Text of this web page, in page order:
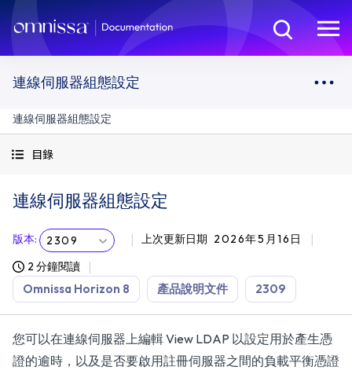
連線伺服器組態設定
連線伺服器組態設定
目錄
連線伺服器組態設定
版本: 2309 上次更新日期 2026年5月16日
2 分鐘閱讀
Omnissa Horizon 8 產品說明文件 2309
您可以在連線伺服器上編輯 View LDAP 以設定用於產生憑
證的逾時，以及是否要啟用註冊伺服器之間的負載平衡憑證